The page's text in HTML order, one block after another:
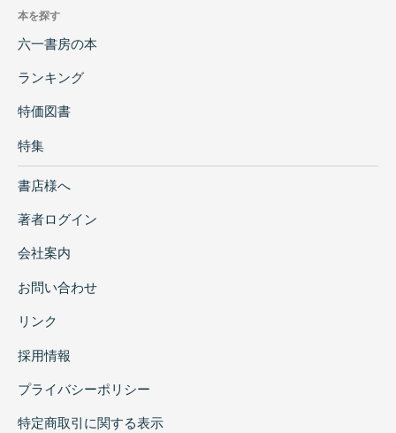
本を探す
六一書房の本
ランキング
特価図書
特集
書店様へ
著者ログイン
会社案内
お問い合わせ
リンク
採用情報
プライバシーポリシー
特定商取引に関する表示